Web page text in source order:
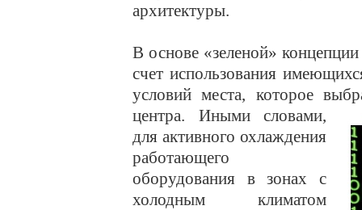
архитектуры.
В основе «зеленой»
счет использования
условий места, которое
центра. Иными словами,
для активного охлаждения
работающего
оборудования в зонах с
холодным климатом